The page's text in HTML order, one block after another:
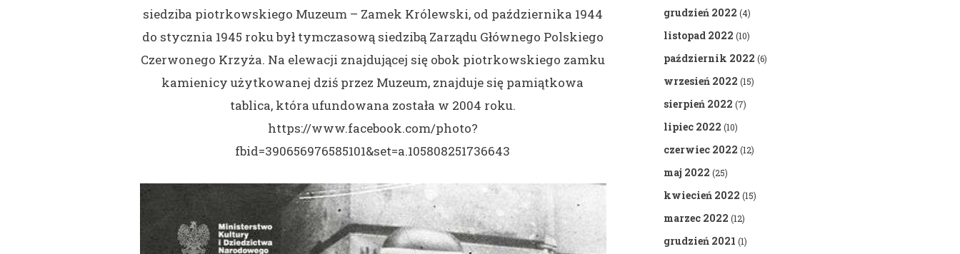
siedziba piotrkowskiego Muzeum – Zamek Królewski, od października 1944
do stycznia 1945 roku był tymczasową siedzibą Zarządu Głównego Polskiego
Czerwonego Krzyża. Na elewacji znajdującej się obok piotrkowskiego zamku
kamienicy użytkowanej dziś przez Muzeum, znajduje się pamiątkowa
tablica, która ufundowana została w 2004 roku.
https://www.facebook.com/photo?
fbid=390656976585101&set=a.105808251736643
grudzień 2022 (4)
listopad 2022 (10)
październik 2022 (6)
wrzesień 2022 (15)
sierpień 2022 (7)
lipiec 2022 (10)
czerwiec 2022 (12)
maj 2022 (25)
kwiecień 2022 (15)
marzec 2022 (12)
grudzień 2021 (1)